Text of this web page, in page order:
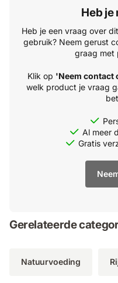
Heb je
Heb je een vraag over
gebruik? Neem gerust
graag met
Klik op 'Neem contact
welk product je vraag
Al meer
Gratis
Gerelateerde
Natuurvoeding